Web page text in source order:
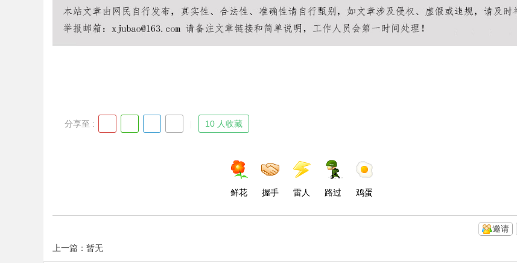
分享至 : 10 人收藏
鲜花 握手 雷人 路过 鸡蛋
邀请
上一篇：暂无